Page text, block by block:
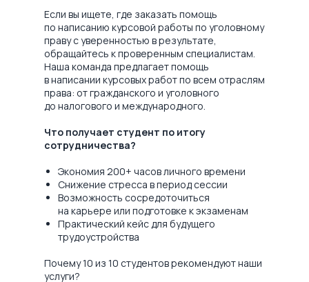
Если вы ищете, где заказать помощь
по написанию курсовой работы по уголовному
праву с уверенностью в результате,
обращайтесь к проверенным специалистам.
Наша команда предлагает помощь
в написании курсовых работ по всем отраслям
права: от гражданского и уголовного
до налогового и международного.
Что получает студент по итогу
сотрудничества?
Экономия 200+ часов личного времени
Снижение стресса в период сессии
Возможность сосредоточиться
на карьере или подготовке к экзаменам
Практический кейс для будущего
трудоустройства
Почему 10 из 10 студентов рекомендуют наши
услуги?